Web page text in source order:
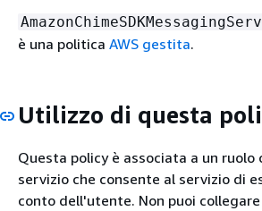
è una politica AWS gestita.
Utilizzo di questa
Questa policy è associata a un ruolo
servizio che consente al servizio di
conto dell'utente. Non puoi